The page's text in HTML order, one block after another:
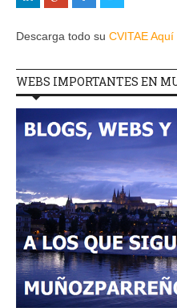
Descarga todo su CVITAE Aquí
WEBS IMPORTANTES EN